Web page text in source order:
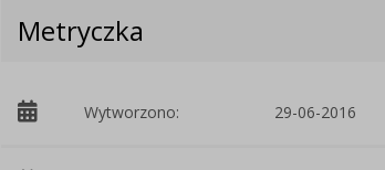
Metryczka
Wytworzono: 29-06-2016